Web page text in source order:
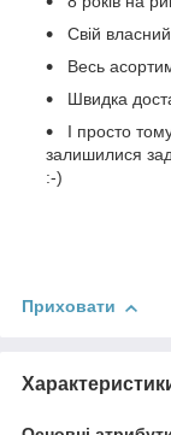
Свій
Весь
Швидка
І просто
залишилися
:-)
Приховати